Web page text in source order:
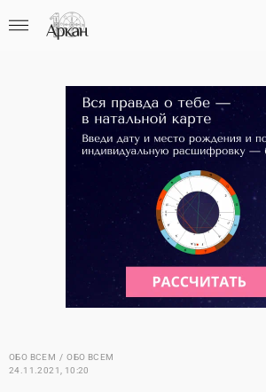
ОБО ВСЕМ
ОБО ВСЕМ
24.11.2021, 10:20